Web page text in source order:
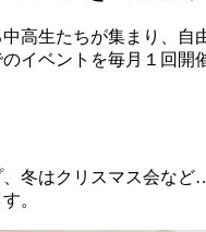
高生たちが集まり、
イベントを毎月１回開
冬はクリスマス会な
。